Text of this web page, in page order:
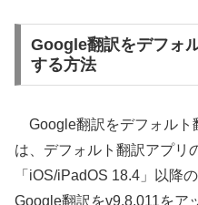
Google翻訳をデフォ
する方法
Google翻訳をデフォルト
は、デフォルト翻訳アプリ
「iOS/iPadOS 18.4」以降
Google翻訳をv9.8.011をア